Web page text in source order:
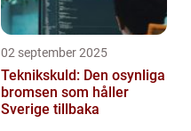
02 september 2025
Teknikskuld: Den osynliga
bromsen som håller
Sverige tillbaka